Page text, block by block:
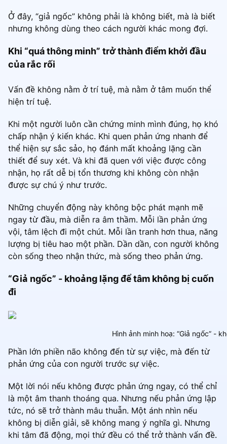
Ở đây, “giả ngốc” không phải là không biết, mà là biết
nhưng không dùng theo cách người khác mong đợi.
Khi “quá thông minh” trở thành điểm khởi đầu
của rắc rối
Vấn đề không nằm ở trí tuệ, mà nằm ở tâm muốn thể
hiện trí tuệ.
Khi một người luôn cần chứng minh mình đúng, họ khó
chấp nhận ý kiến khác. Khi quen phản ứng nhanh để
thể hiện sự sắc sảo, họ đánh mất khoảng lặng cần
thiết để suy xét. Và khi đã quen với việc được công
nhận, họ rất dễ bị tổn thương khi không còn nhận
được sự chú ý như trước.
Những chuyển động này không bộc phát mạnh mẽ
ngay từ đầu, mà diễn ra âm thầm. Mỗi lần phản ứng
vội, tâm lệch đi một chút. Mỗi lần tranh hơn thua, năng
lượng bị tiêu hao một phần. Dần dần, con người không
còn sống theo nhận thức, mà sống theo phản ứng.
“Giả ngốc” - khoảng lặng để tâm không bị cuốn
đi
Hình ảnh minh hoạ: “Giả ngốc” -
Phần lớn phiền não không đến từ sự việc, mà đến từ
phản ứng của con người trước sự việc.
Một lời nói nếu không được phản ứng ngay, có thể chỉ
là một âm thanh thoáng qua. Nhưng nếu phản ứng lập
tức, nó sẽ trở thành mâu thuẫn. Một ánh nhìn nếu
không bị diễn giải, sẽ không mang ý nghĩa gì. Nhưng
khi tâm đã động, mọi thứ đều có thể trở thành vấn đề.